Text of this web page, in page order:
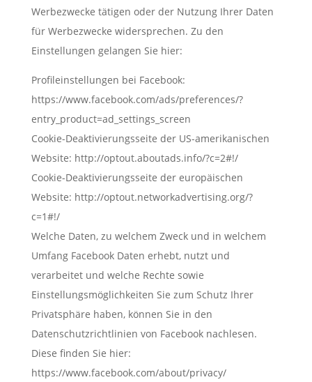
Werbezwecke tätigen oder der Nutzung Ihrer Daten
für Werbezwecke widersprechen. Zu den
Einstellungen gelangen Sie hier:
Profileinstellungen bei Facebook:
https://www.facebook.com/ads/preferences/?
entry_product=ad_settings_screen
Cookie-Deaktivierungsseite der US-amerikanischen
Website: http://optout.aboutads.info/?c=2#!/
Cookie-Deaktivierungsseite der europäischen
Website: http://optout.networkadvertising.org/?
c=1#!/
Welche Daten, zu welchem Zweck und in welchem
Umfang Facebook Daten erhebt, nutzt und
verarbeitet und welche Rechte sowie
Einstellungsmöglichkeiten Sie zum Schutz Ihrer
Privatsphäre haben, können Sie in den
Datenschutzrichtlinien von Facebook nachlesen.
Diese finden Sie hier:
https://www.facebook.com/about/privacy/